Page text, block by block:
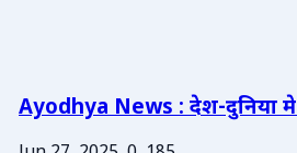
Ayodhya News : देश-दुनिया मे